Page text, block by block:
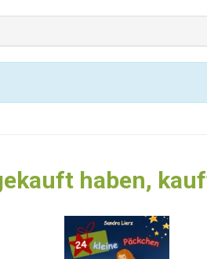
haben,